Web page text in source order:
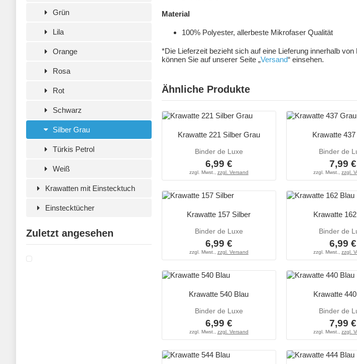
Grün
Lila
Orange
Rosa
Rot
Schwarz
Silber Grau
Türkis Petrol
Weiß
Krawatten mit Einstecktuch
Einstecktücher
Zuletzt angesehen
Material
100% Polyester, allerbeste Mikrofaser Qualität
*Die Lieferzeit bezieht sich auf eine Lieferung innerhalb
können Sie auf unserer Seite „Versand“ einsehen.
Ähnliche Produkte
Krawatte 221 Silber Grau
Binder de Luxe
6,99 €
zzgl. Mwst., zzgl. Versand
Krawatte
Binder de
7,99 €
zzgl. Mwst.,zzgl.
Krawatte 157 Silber
Binder de Luxe
6,99 €
zzgl. Mwst., zzgl. Versand
Krawatte
Binder de
6,99 €
zzgl. Mwst.,zzgl.
Krawatte 540 Blau
Binder de Luxe
6,99 €
zzgl. Mwst., zzgl. Versand
Krawatte
Binder de
7,99 €
zzgl. Mwst.,zzgl.